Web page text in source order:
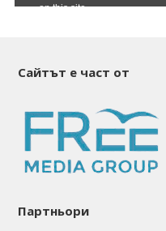
Сайтът е част от
Партньори